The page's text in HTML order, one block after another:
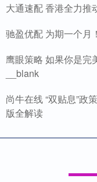
大通速配 香港全力推
驰盈优配 为期一个月
鹰眼策略 如果你是完
__blank
尚牛在线 “双贴息”政
版全解读